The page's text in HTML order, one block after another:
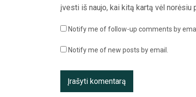
įvesti iš naujo, kai kitą kartą vėl norėsiu
Notify me of follow-up comments by
Notify me of new posts by email.